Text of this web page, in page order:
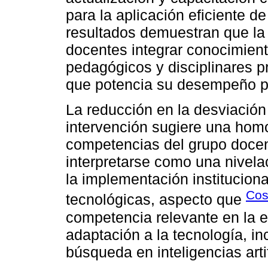
para la aplicación eficiente
resultados demuestran que
docentes integrar
pedagógicos y disciplinares
que potencia su desempeño
La reducción en la
intervención sugiere una
competencias del grupo
interpretarse como una
la implementación
tecnológicas, aspecto que
competencia relevante en la
adaptación a la tecnología,
búsqueda en inteligencias